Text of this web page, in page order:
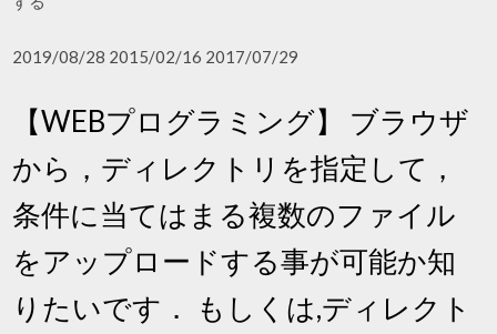
2019/08/28 2015/02/16 2017/07/29
【WEBプログラミング】 ブラウザ
から，ディレクトリを指定して，
条件に当てはまる複数のファイル
をアップロードする事が可能か知
りたいです． もしくは,ディレクト